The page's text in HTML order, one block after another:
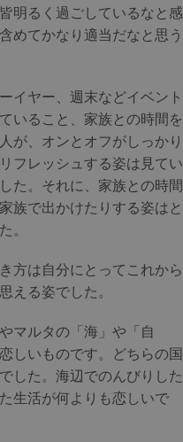
明るく過ごしているなと感
めてかなり適当だなと思う
イヤー、週末などイベント
いること、家族との時間を
が、オンとオフがしっかり
フレッシュする姿は見てい
た。それに、家族との時間
族で出かけたりする姿はと
。
方は自分にとってこれから
える姿でした。
マルタの「海」や「自
しいものです。どちらの国
した。海辺でのんびりした
生活が何よりも恋しいで